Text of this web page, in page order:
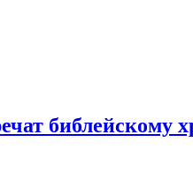
библейскому